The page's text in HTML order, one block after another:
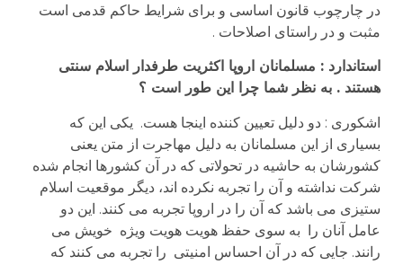
در چارچوب قانون اساسی و برای شرایط حاکم قدمی است
مثبت و در راستای اصلاحات .
استاندارد : مسلمانان اروپا اکثریت طرفدار اسلام سنتی
هستند . به نظر شما چرا این طور است ؟
اشکوری : دو دلیل تعیین کننده اینجا هست. یکی این که
بسیاری از این مسلمانان به دلیل مهاجرت از متن یعنی
کشورشان به حاشیه در تحولاتی که در آن کشورها انجام شده
شرکت نداشته و آن را تجربه نکرده اند، دیگر موقعیت اسلام
ستیزی می باشد که آن را در اروپا تجربه می کنند. این دو
عامل آنان را به سوی حفظ هویت هویت ویژه خویش می
رانند. جایی که در آن احساس امنیتی را تجربه می کنند که